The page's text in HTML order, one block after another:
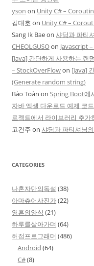
yson on Unity C# –
김대호 on Unity C# –
Sang Ik Baeon 샤딩과 파티
CHEOLGUSOon Javascript
[Java] 간단하게 사용하는
– StockOverFlowon [Java]
(Generate random string)
Bảo Toàn on Spring Boot에
자바 엑셀 다운로드 예제 코
로젝트에서 라이브러리 추가
고건주 on 샤딩과 파티셔닝
CATEGORIES
나혼자만의독설 (38)
아마츄어사진가(22)
영혼의양식 (21)
하루를살아가며 (64)
허접프로그래머 (486)
Android (64)
C#(8)